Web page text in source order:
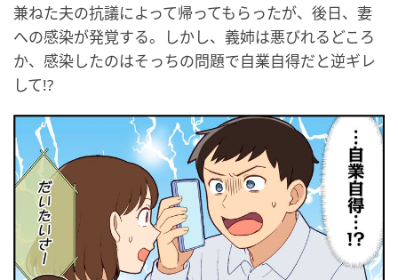
兼ねた夫の抗議によって帰ってもらったが、後日、妻
への感染が発覚する。しかし、義姉は悪びれるどころ
か、感染したのはそっちの問題で自業自得だと逆ギレ
して!?